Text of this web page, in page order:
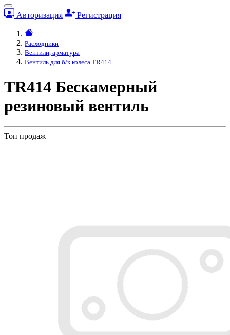
Авторизация Регистрация
Расходники
Вентили, арматура
Вентиль для б/к колеса TR414
TR414 Бескамерный
резиновый вентиль
Топ продаж